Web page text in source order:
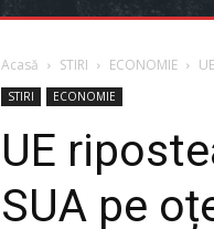
Acasă STIRI ECONOMIE
STIRI ECONOMIE
UE
SUA pe